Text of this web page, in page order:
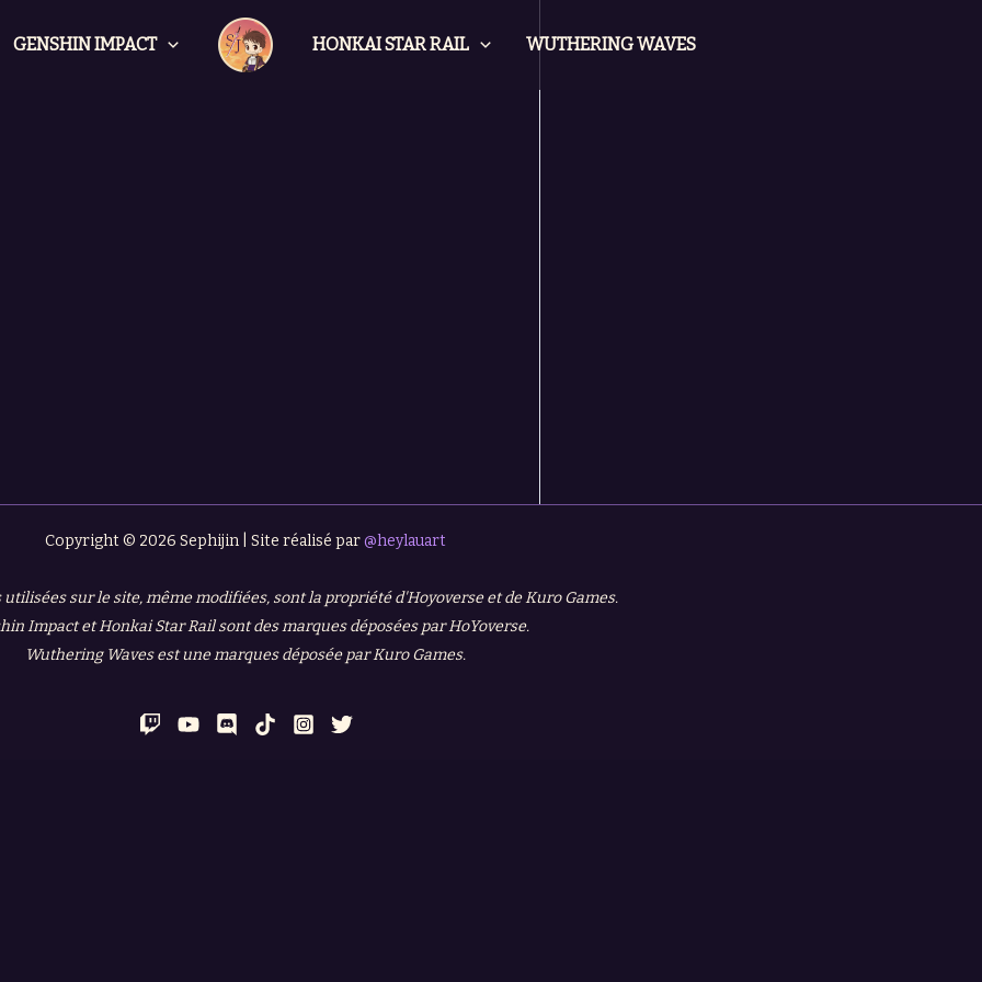
GENSHIN IMPACT HONKAI STAR RAIL WUTHERING WAVES
Copyright © 2026 Sephijin | Site réalisé par@heylauart
utilisées sur le site, même modifiées, sont la propriété d'Hoyoverse et de Kuro Games.
Impact et Honkai Star Rail sont des marques déposées par HoYoverse.
Wuthering Waves est une marques déposée par Kuro Games.